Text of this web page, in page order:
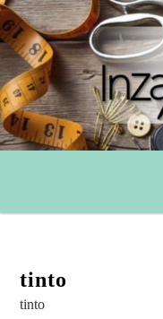
tinto
tinto